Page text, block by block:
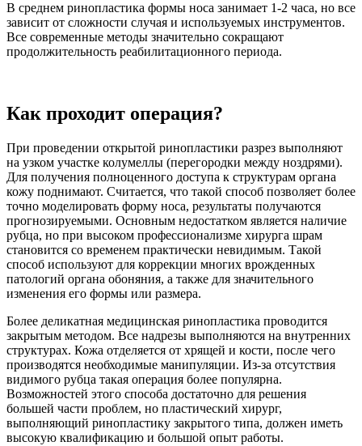
В среднем ринопластика формы носа занимает 1-2 часа, но все
зависит от сложности случая и используемых инструментов.
Все современные методы значительно сокращают
продолжительность реабилитационного периода.
Как проходит операция?
При проведении открытой ринопластики разрез выполняют
на узком участке колумеллы (перегородки между ноздрями).
Для получения полноценного доступа к структурам органа
кожу поднимают. Считается, что такой способ позволяет более
точно моделировать форму носа, результаты получаются
прогнозируемыми. Основным недостатком является наличие
рубца, но при высоком профессионализме хирурга шрам
становится со временем практически невидимым. Такой
способ используют для коррекции многих врожденных
патологий органа обоняния, а также для значительного
изменения его формы или размера.
Более деликатная медицинская ринопластика проводится
закрытым методом. Все надрезы выполняются на внутренних
структурах. Кожа отделяется от хрящей и кости, после чего
производятся необходимые манипуляции. Из-за отсутствия
видимого рубца такая операция более популярна.
Возможностей этого способа достаточно для решения
большей части проблем, но пластический хирург,
выполняющий ринопластику закрытого типа, должен иметь
высокую квалификацию и большой опыт работы.